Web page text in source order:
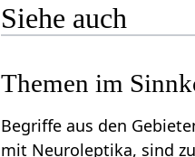
Siehe auch
Themen im
Begriffe aus den
mit Neuroleptika, sind